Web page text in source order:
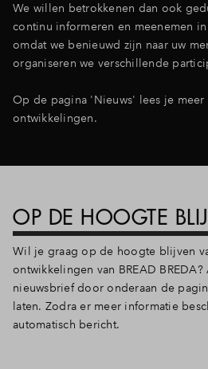
We willen betrokkenen dan ook
continu informeren en meenemen
omdat we benieuwd zijn naar uw
organiseren we verschillende
Op de pagina 'Nieuws' lees je meer
ontwikkelingen.
OP DE HOOGTE
Wil je graag op de hoogte blijven
ontwikkelingen van BREAD
nieuwsbrief door onderaan de
laten. Zodra er meer informatie
automatisch bericht.